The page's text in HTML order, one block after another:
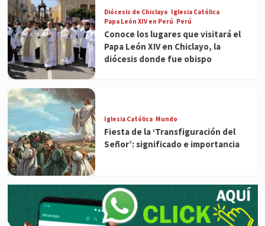
Diócesis de Chiclayo Iglesia Católica
Papa León XIV en Perú Perú
Conoce los lugares que visitará el
Papa León XIV en Chiclayo, la
diócesis donde fue obispo
Iglesia Católica Mundo
Fiesta de la ‘Transfiguración del
Señor’: significado e importancia